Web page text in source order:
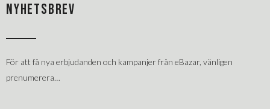
NYHETSBREV
För att få nya erbjudanden och kampanjer från eBazar, vänligen
prenumerera…